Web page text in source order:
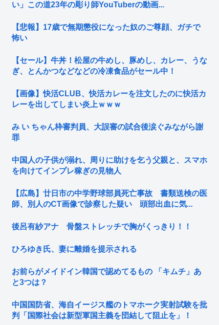
い」この道23年の彫り師YouTuberの動画...
【悲報】17歳で無期懲役になった奴のご尊顔、ガチで
怖い
【セール】牛丼！松屋の牛めし、豚めし、カレー、うな
ぎ、とんかつなどなどの冷凍食品がセール中！
【画像】快活CLUB、快活カレーを注文したのに快活カ
レーを出してしまい炎上ｗｗｗ
み い ちゃん枠審判員、大誤審の試合後涙ぐみながら謝
罪
中国人の子供が溺れ、周りに助けを乞う父親と、スマホ
を向けてインプレ稼ぎの見物人
【広島】廿日市の中学野球部員死亡事故 書類送検の医
師、別人のCT画像で診察した疑い 頭部出血に気...
後呂有紗アナ 骨盤ストレッチで胸がくっきり！！
ひろゆき氏、妻に離婚を提示される
お前らがメイドイン韓国で認めてるもの 「キムチ」あ
と3つは？
中国国防省、海自イージス艦のトマホーク実射試験を批
判「国際社会は新型軍国主義を団結して阻止を」！